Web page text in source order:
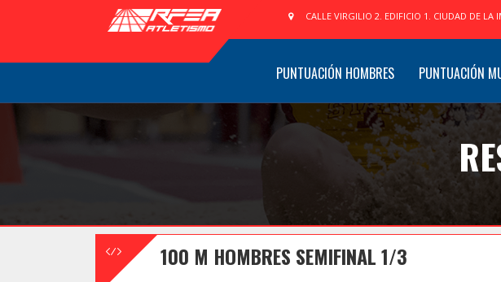
CALLE VIRGILIO 2. EDIFICIO 1. CIUDAD DE LA
PUNTUACIÓN HOMBRES PUNTUACIÓN
100 M HOMBRES SEMIFINAL 1/3